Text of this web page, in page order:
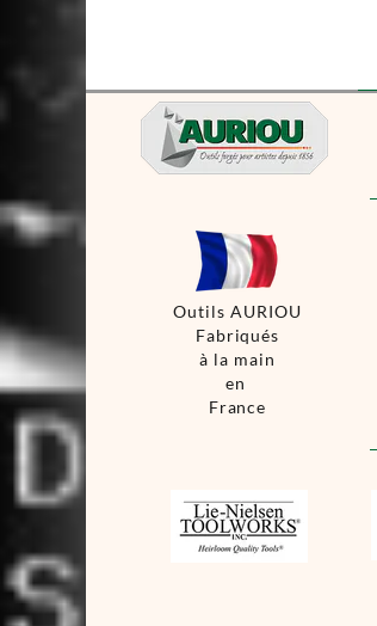
Outils AURIOU
Fabriqués
à la main
en
France